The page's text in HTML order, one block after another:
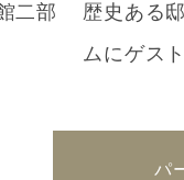
二部
歴史ある
ムにゲス
パ